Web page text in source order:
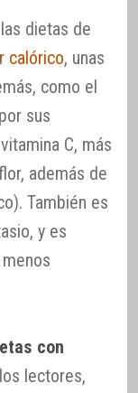
dietas de
calórico, unas
como el
sus
C, más
además de
También es
y es
con
lectores,